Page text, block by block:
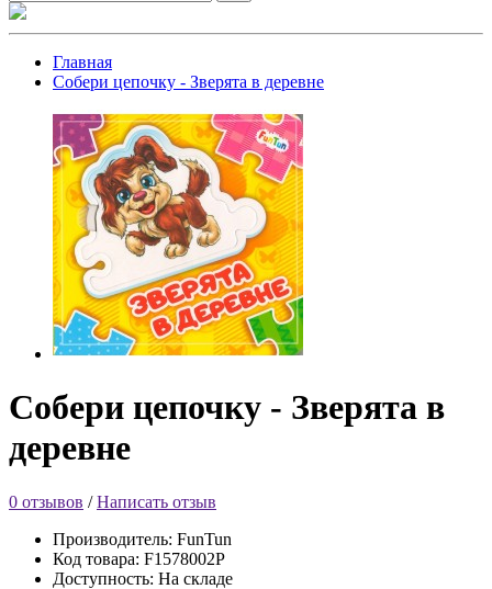
Главная
Собери цепочку - Зверята в деревне
Собери цепочку - Зверята в
деревне
0 отзывов /Написать отзыв
Производитель: FunTun
Код товара: F1578002Р
Доступность: На складе